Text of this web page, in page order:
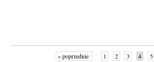
« poprzednie 1 2 3 4 5